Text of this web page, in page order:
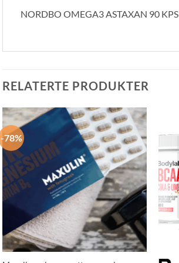
NORDBO OMEGA3 ASTAXAN 90
RELATERTE PRODUKTER
-78%